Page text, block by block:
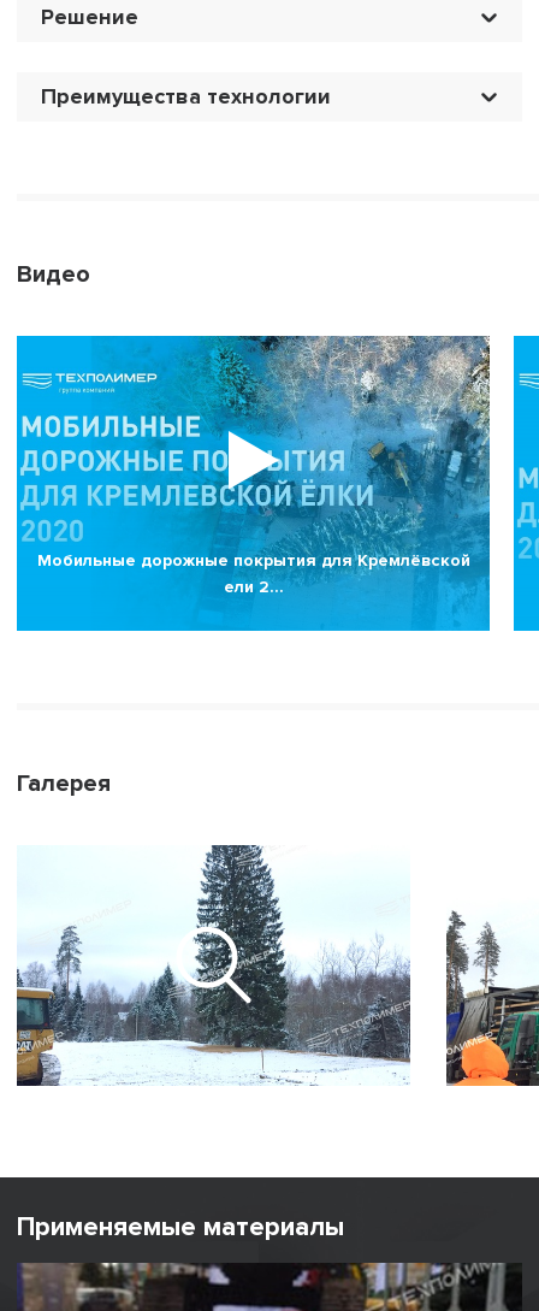
Решение
Преимущества технологии
Видео
Мобильные дорожные покрытия для Кремлёвской
ели 2…
Галерея
Применяемые материалы